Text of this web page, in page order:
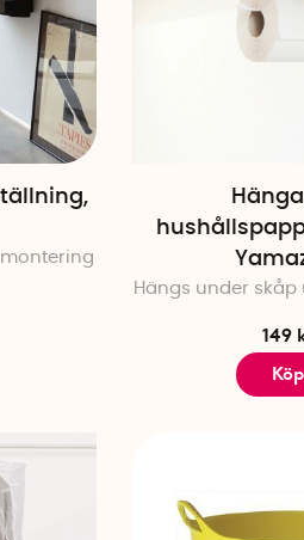
hur enkelt, roligt och
Hängs under
149
Köp